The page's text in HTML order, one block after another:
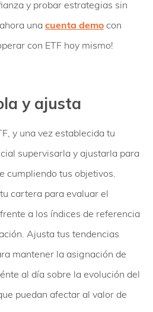
y probar estrategias sin
una cuenta demo con
con ETF hoy mismo!
y ajusta
y una vez establecida tu
supervisarla y ajustarla para
cumpliendo tus objetivos.
cartera para evaluar el
a los índices de referencia
Ajusta tus tendencias
mantener la asignación de
al día sobre la evolución del
puedan afectar al valor de